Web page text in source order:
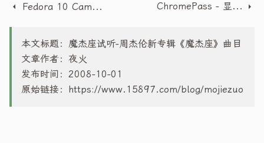
Fedora 10 Cambridge Beta 下载 ChromePass - 显示谷歌浏览器保存的密码
本文标题：魔杰座试听-周杰伦新专辑《魔杰座》曲目
文章作者：夜火
发布时间：2008-10-01
原始链接： https://www.15897.com/blog/mojiezuo